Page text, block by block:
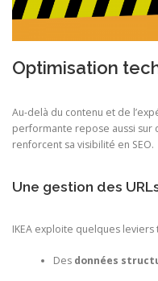
Optimisation
Au-delà du contenu et de
performante repose aussi sur
renforcent sa visibilité en SEO.
Une gestion des
IKEA exploite quelques leviers
Des données